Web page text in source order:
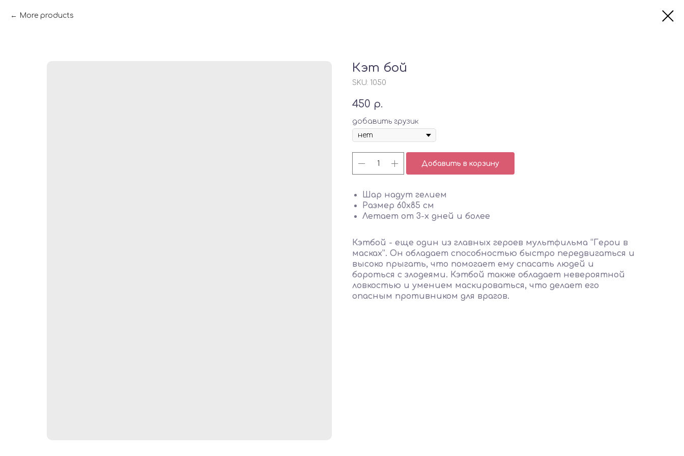
More products
Кэт бой
SKU: 1050
450 р.
добавить грузик
Добавить в корзину
Шар надут гелием
Размер 60х85 см
Летает от 3-х дней и более
Кэтбой - еще один из главных героев мультфильма “Герои в
масках”. Он обладает способностью быстро передвигаться и
высоко прыгать, что помогает ему спасать людей и
бороться с злодеями. Кэтбой также обладает невероятной
ловкостью и умением маскироваться, что делает его
опасным противником для врагов.